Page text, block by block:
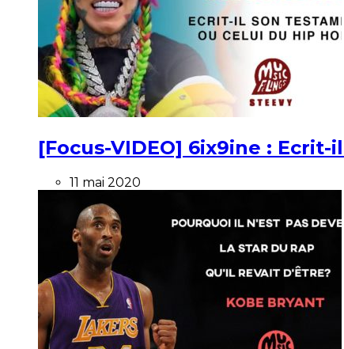
[Focus-VIDEO] 6ix9ine :
11 mai 2020